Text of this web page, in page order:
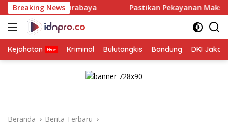
Langsung
ke
konten
Breaking NewsPastikan Pekayanan Maksimal, Direksi Jasa
Kejahatan Kriminal Bulutangkis Bandung DKI
Beranda Berita Terbaru